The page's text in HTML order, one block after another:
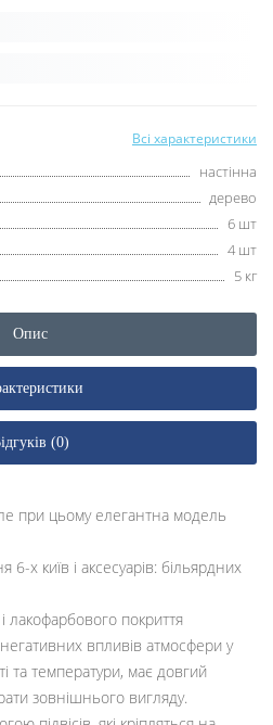
Всі характеристики
настінна
дерево
6 шт
4 шт
5 кг
Опис
(0)
при цьому елегантна модель
х київ і аксесуарів: більярдних
лакофарбового покриття
впливів атмосфери у
та температури, має довгий
зовнішнього вигляду.